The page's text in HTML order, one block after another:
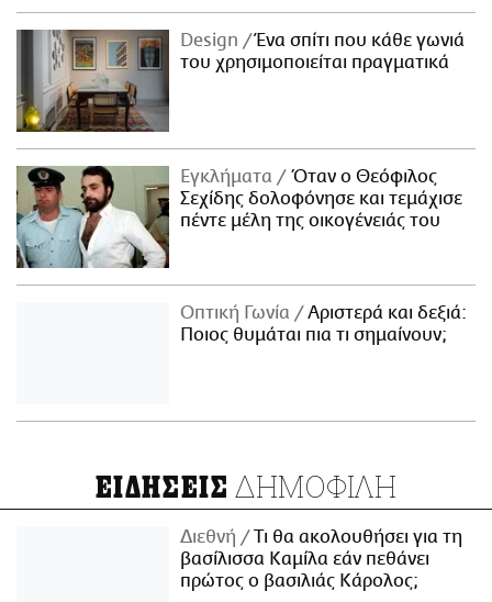
Design
Ένα σπίτι που κάθε γωνιά
του χρησιμοποιείται πραγματικά
Εγκλήματα
Όταν ο Θεόφιλος
Σεχίδης δολοφόνησε και τεμάχισε
πέντε μέλη της οικογένειάς του
Οπτική Γωνία
Αριστερά και δεξιά:
Ποιος θυμάται πια τι σημαίνουν;
ΕΙΔΗΣΕΙΣ ΔΗΜΟΦΙΛΗ
Διεθνή
Τι θα ακολουθήσει για τη
βασίλισσα Καμίλα εάν πεθάνει
πρώτος ο βασιλιάς Κάρολος;